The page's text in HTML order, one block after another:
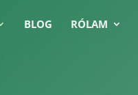
BLOG RÓLAM